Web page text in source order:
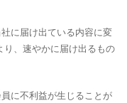
に届け出ている内容に変
、速やかに届け出るもの
に不利益が生じることが